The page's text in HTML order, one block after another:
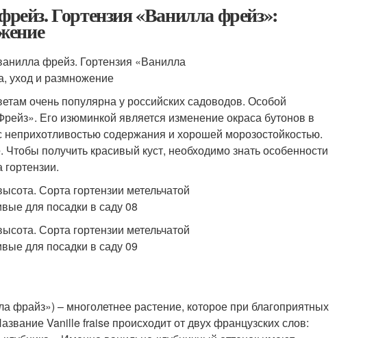
Гортензия «Ванилла фрейз»:
очень популярна у российских садоводов. Особой
Его изюминкой является изменение окраса бутонов в
содержания и хорошей морозостойкостью.
Чтобы получить красивый куст, необходимо знать особенности
фрайз») – многолетнее растение, которое при благоприятных
Vanille fraise происходит от двух французских слов: